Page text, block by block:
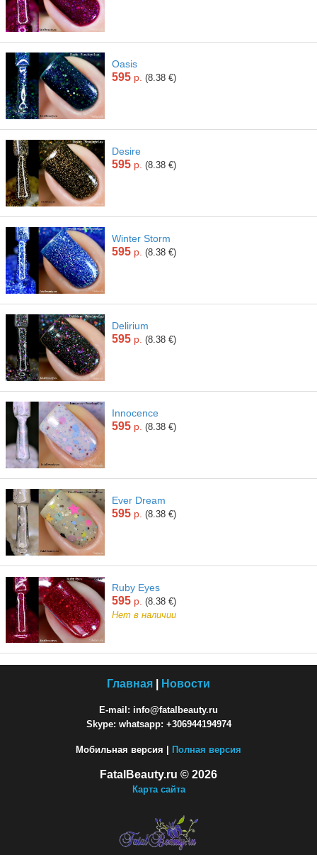
Oasis
595 р. (8.38 €)
Desire
595 р. (8.38 €)
Winter Storm
595 р. (8.38 €)
Delirium
595 р. (8.38 €)
Innocence
595 р. (8.38 €)
Ever Dream
595 р. (8.38 €)
Ruby Eyes
595 р. (8.38 €)
Нет в наличии
Главная Новости
E-mail: info@fatalbeauty.ru
Skype: whatsapp: +306944194974
Мобильная версия | Полная версия
FatalBeauty.ru © 2026
Карта сайта